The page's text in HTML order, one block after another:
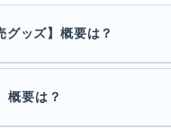
ッズ】概要は？
概要は？